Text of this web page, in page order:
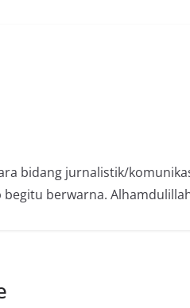
bidang jurnalistik/
berwarna.